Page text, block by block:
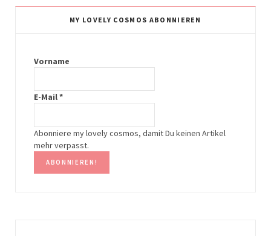
t
a
m
t
s
t
MY LOVELY COSMOS ABONNIEREN
Vorname
E-Mail*
Abonniere my lovely cosmos, damit Du keinen Artikel
mehr verpasst.